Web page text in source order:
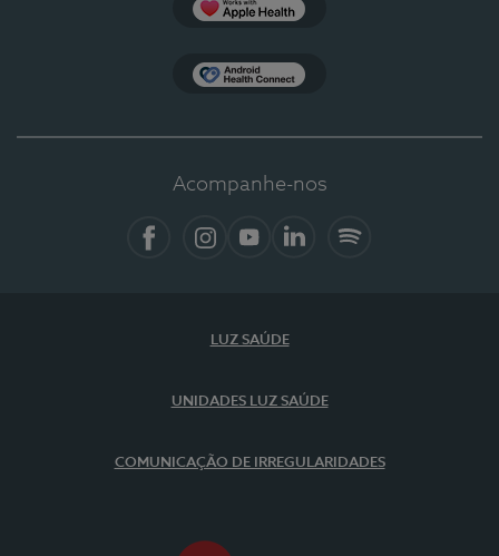
Acompanhe-nos
LUZ SAÚDE
UNIDADES LUZ SAÚDE
COMUNICAÇÃO DE IRREGULARIDADES